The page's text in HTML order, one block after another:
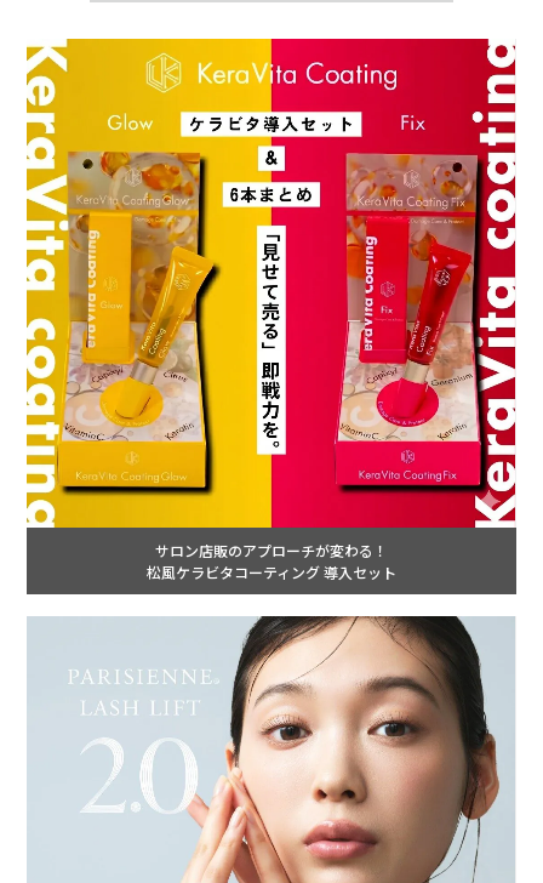
サロン店販のアプローチが変わる！
松風ケラビタコーティング 導入セット